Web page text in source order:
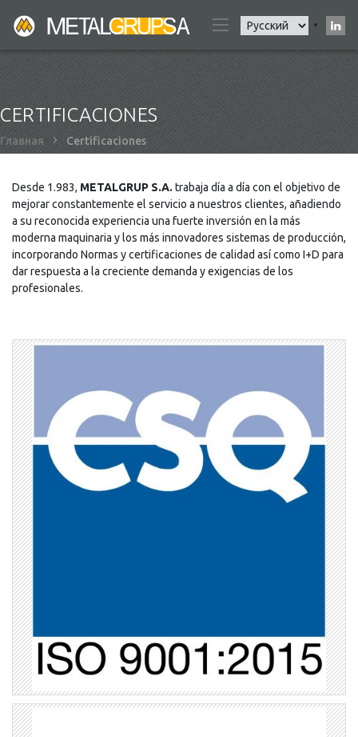
Select
your
language
CERTIFICACIONES
Строка
Главная Certificaciones
Desde 1.983, METALGRUP S.A. trabaja día a día con el objetivo de
mejorar constantemente el servicio a nuestros clientes, añadiendo
a su reconocida experiencia una fuerte inversión en la más
moderna maquinaria y los más innovadores sistemas de producción,
incorporando Normas y certificaciones de calidad así como I+D para
dar respuesta a la creciente demanda y exigencias de los
profesionales.